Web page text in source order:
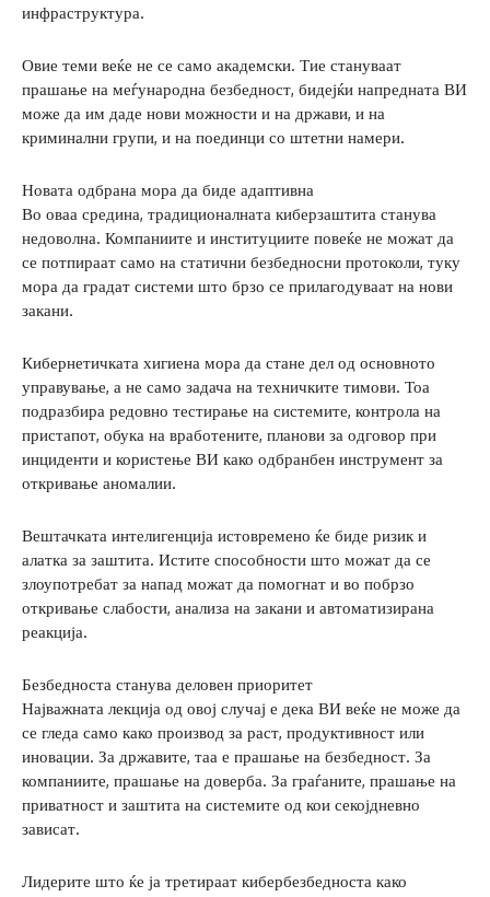
инфраструктура.
Овие теми веќе не се само академски. Тие стануваат
прашање на меѓународна безбедност, бидејќи напредната ВИ
може да им даде нови можности и на држави, и на
криминални групи, и на поединци со штетни намери.
Новата одбрана мора да биде адаптивна
Во оваа средина, традиционалната киберзаштита станува
недоволна. Компаниите и институциите повеќе не можат да
се потпираат само на статични безбедносни протоколи, туку
мора да градат системи што брзо се прилагодуваат на нови
закани.
Кибернетичката хигиена мора да стане дел од основното
управување, а не само задача на техничките тимови. Тоа
подразбира редовно тестирање на системите, контрола на
пристапот, обука на вработените, планови за одговор при
инциденти и користење ВИ како одбранбен инструмент за
откривање аномалии.
Вештачката интелигенција истовремено ќе биде ризик и
алатка за заштита. Истите способности што можат да се
злоупотребат за напад можат да помогнат и во побрзо
откривање слабости, анализа на закани и автоматизирана
реакција.
Безбедноста станува деловен приоритет
Најважната лекција од овој случај е дека ВИ веќе не може да
се гледа само како производ за раст, продуктивност или
иновации. За државите, таа е прашање на безбедност. За
компаниите, прашање на доверба. За граѓаните, прашање на
приватност и заштита на системите од кои секојдневно
зависат.
Лидерите што ќе ја третираат кибербезбедноста како